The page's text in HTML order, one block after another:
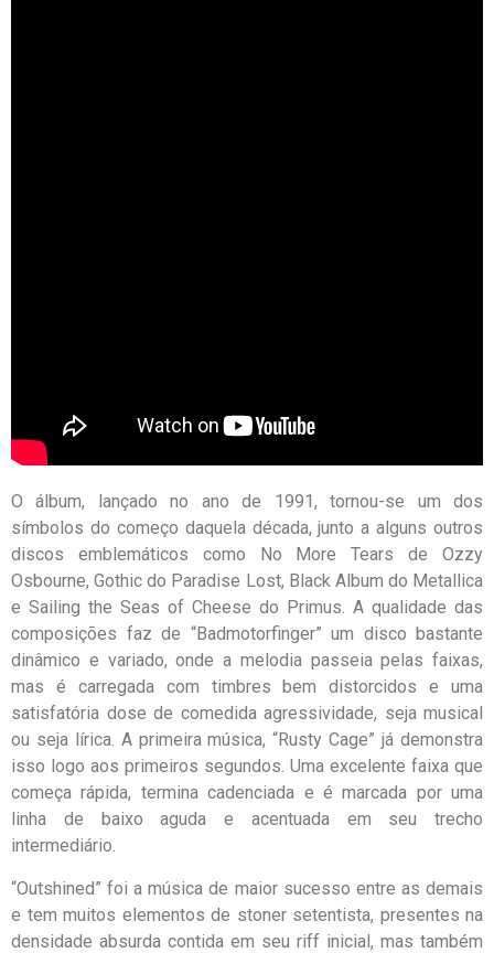
O álbum, lançado no ano de 1991, tornou-se um dos
símbolos do começo daquela década, junto a alguns outros
discos emblemáticos como No More Tears de Ozzy
Osbourne, Gothic do Paradise Lost, Black Album do Metallica
e Sailing the Seas of Cheese do Primus. A qualidade das
composições faz de “Badmotorfinger” um disco bastante
dinâmico e variado, onde a melodia passeia pelas faixas,
mas é carregada com timbres bem distorcidos e uma
satisfatória dose de comedida agressividade, seja musical
ou seja lírica. A primeira música, “Rusty Cage” já demonstra
isso logo aos primeiros segundos. Uma excelente faixa que
começa rápida, termina cadenciada e é marcada por uma
linha de baixo aguda e acentuada em seu trecho
intermediário.
“Outshined” foi a música de maior sucesso entre as demais
e tem muitos elementos de stoner setentista, presentes na
densidade absurda contida em seu riff inicial, mas também